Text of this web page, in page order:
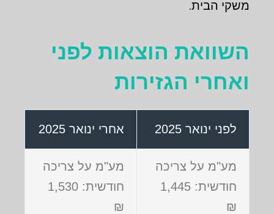
משקי הבית.
השוואת הוצאות לפני
ואחרי הגזירות
לפני ינואר 2025 אחרי ינואר 2025
מע"מ על צריכה
חודשית: 1,445
₪
מע"מ על צריכה
חודשית: 1,530
₪